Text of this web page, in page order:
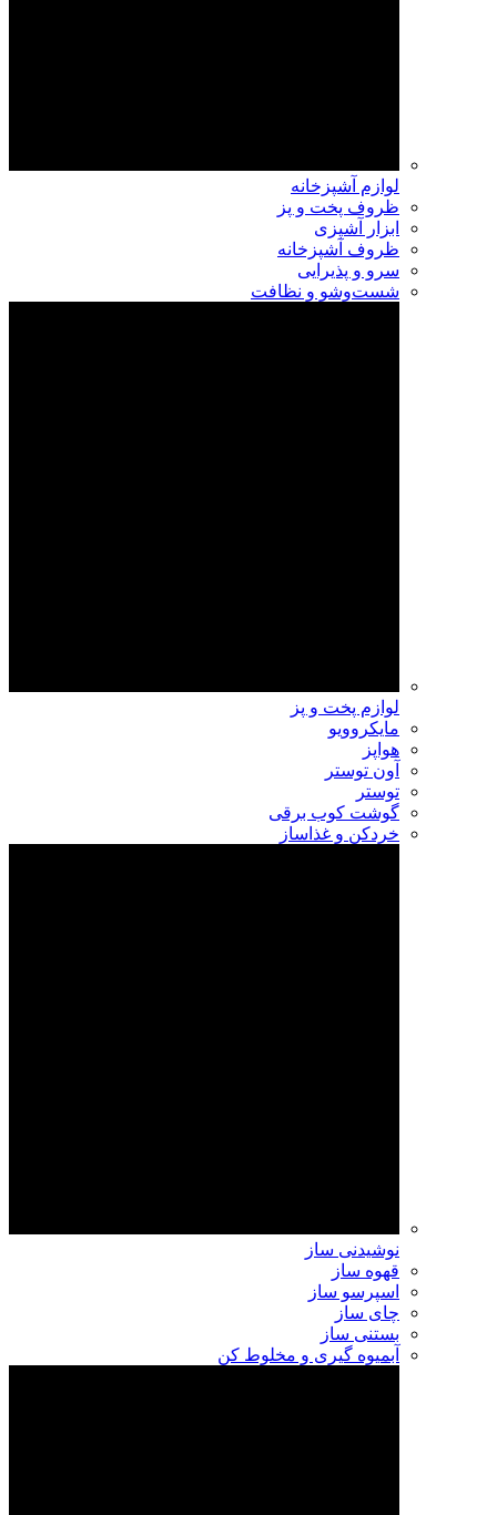
لوازم آشپزخانه
ظروف پخت و پز
ابزار آشپزی
ظروف آشپزخانه
سرو و پذیرایی
شست‌وشو و نظافت
لوازم پخت و پز
مایکروویو
هواپز
آون توستر
توستر
گوشت کوب برقی
خردکن و غذاساز
نوشیدنی ساز
قهوه ساز
اسپرسو ساز
چای ساز
بستنی ساز
آبمیوه گیری و مخلوط کن